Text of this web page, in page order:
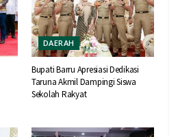
DAERAH
Bupati Barru Apresiasi Dedikasi
Taruna Akmil Dampingi Siswa
Sekolah Rakyat